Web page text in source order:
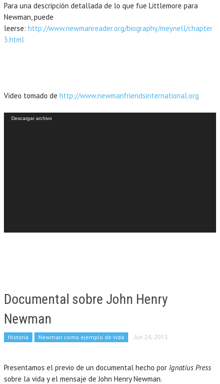
Para una descripción detallada de lo que fue Littlemore para
Newman, puede
leerse: http://www.newmanreader.org/biography/meynell/chapter
3.html
Video tomado de http://www.newmanfriendsinternational.org
Reproductor
Descargar archivo
Documental sobre John Henry
Newman
Historia Newman como ejemplo de vida Jun 24, 2015
Presentamos el previo de un documental hecho por Ignatius Press
sobre la vida y el mensaje de John Henry Newman.